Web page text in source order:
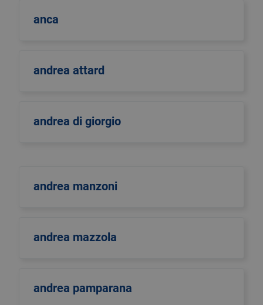
anca
andrea attard
andrea di giorgio
andrea manzoni
andrea mazzola
andrea pamparana